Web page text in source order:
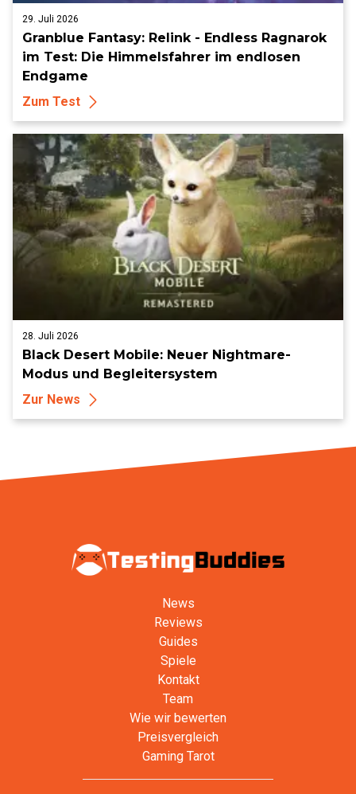
29. Juli 2026
Granblue Fantasy: Relink - Endless Ragnarok
im Test: Die Himmelsfahrer im endlosen
Endgame
Zum Test
28. Juli 2026
Black Desert Mobile: Neuer Nightmare-
Modus und Begleitersystem
Zur News
News
Reviews
Guides
Spiele
Kontakt
Team
Wie wir bewerten
Preisvergleich
Gaming Tarot